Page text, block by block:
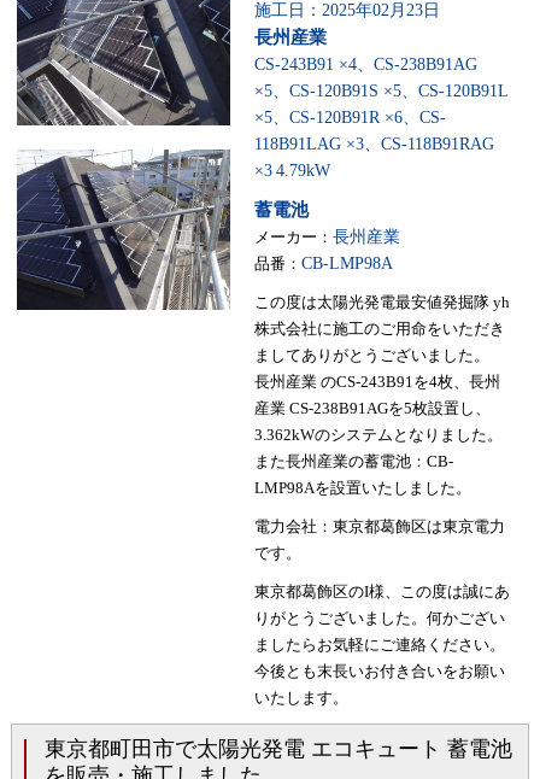
施工日：2025年02月23日
長州産業
CS-243B91 ×4、CS-238B91AG
×5、CS-120B91S ×5、CS-120B91L
×5、CS-120B91R ×6、CS-
118B91LAG ×3、CS-118B91RAG
×3 4.79kW
蓄電池
メーカー： 長州産業
品番： CB-LMP98A
この度は太陽光発電最安値発掘隊 yh
株式会社に施工のご用命をいただき
ましてありがとうございました。
長州産業 のCS-243B91を4枚、長州
産業 CS-238B91AGを5枚設置し、
3.362kWのシステムとなりました。
また長州産業の蓄電池：CB-
LMP98Aを設置いたしました。
電力会社：東京都葛飾区は東京電力
です。
東京都葛飾区のI様、この度は誠にあ
りがとうございました。何かござい
ましたらお気軽にご連絡ください。
今後とも末長いお付き合いをお願い
いたします。
東京都町田市で太陽光発電 エコキュート 蓄電池